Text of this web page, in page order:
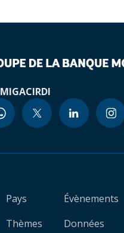
MIGACIRDI
Pays
Thèmes
Évènements
Données